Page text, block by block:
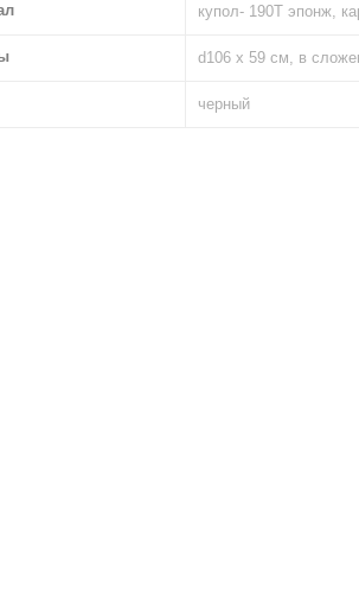
купол- 190Т эпонж,
d106 х 59 см, в
черный